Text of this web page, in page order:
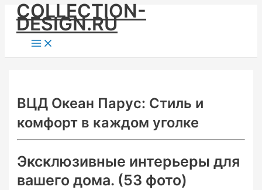
Skip
content
COLLECTION-
DESIGN.RU
Main
Menu
ВЦД Океан Парус: Стиль и
комфорт в каждом уголке
Эксклюзивные интерьеры для
вашего дома. (53 фото)